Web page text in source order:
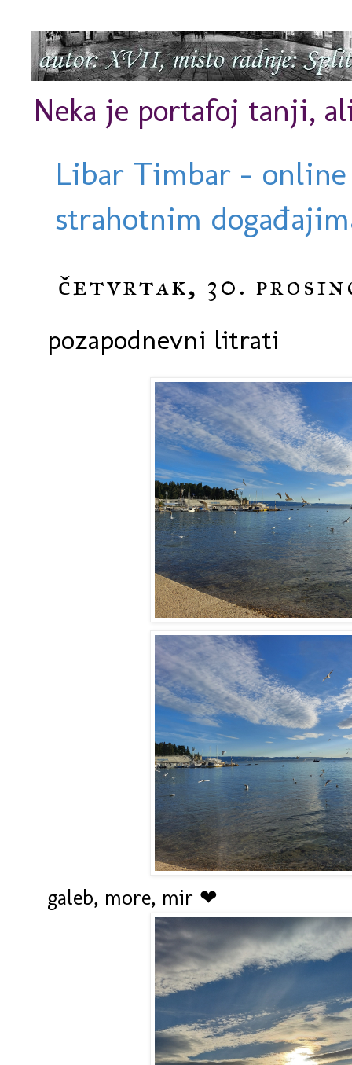
Neka je portafoj tanji,
Libar Timbar -
strahotnim
četvrtak, 30.
pozapodnevni litrati
galeb, more, mir ❤